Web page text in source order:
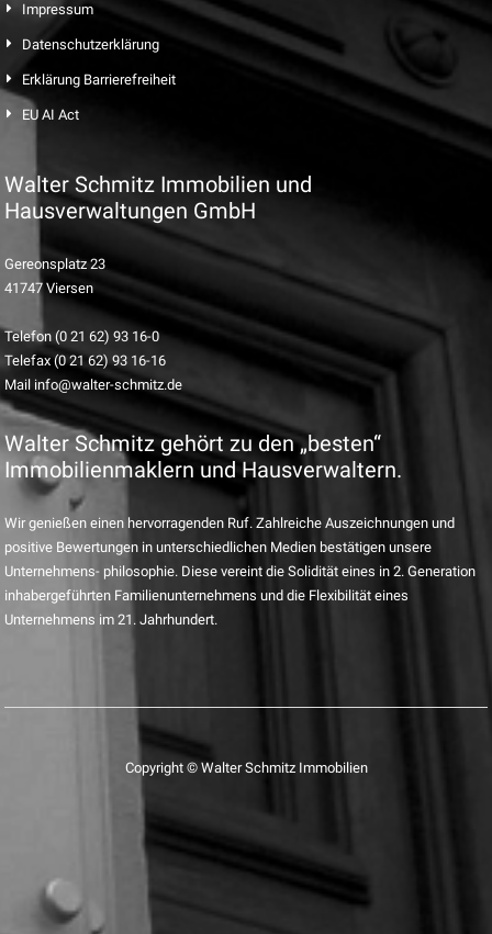
Impressum
Datenschutzerklärung
Erklärung Barrierefreiheit
EU AI Act
Walter Schmitz Immobilien und
Hausverwaltungen GmbH
Gereonsplatz 23
41747 Viersen
Telefon (0 21 62) 93 16-0
Telefax (0 21 62) 93 16-16
Mail info@walter-schmitz.de
Walter Schmitz gehört zu den „besten“
Immobilienmaklern und Hausverwaltern.
Wir genießen einen hervorragenden Ruf. Zahlreiche Auszeichnungen und
positive Bewertungen in unterschiedlichen Medien bestätigen unsere
Unternehmens- philosophie. Diese vereint die Solidität eines in 2. Generation
inhabergeführten Familienunternehmens und die Flexibilität eines
Unternehmens im 21. Jahrhundert.
Copyright © Walter Schmitz Immobilien